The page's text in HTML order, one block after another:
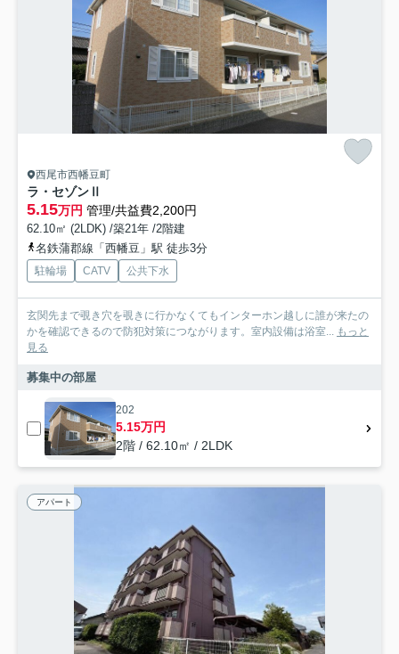
西尾市西幡豆町
ラ・セゾンⅡ
5.15万円 管理/共益費2,200円
62.10㎡ (2LDK) /築21年 /2階建
名鉄蒲郡線「西幡豆」駅 徒歩3分
駐輪場 CATV 公共下水
玄関先まで覗き穴を覗きに行かなくてもインターホン越しに誰が来たの
かを確認できるので防犯対策につながります。室内設備は浴室... もっと
見る
募集中の部屋
202
5.15万円
2階 / 62.10㎡ / 2LDK
アパート